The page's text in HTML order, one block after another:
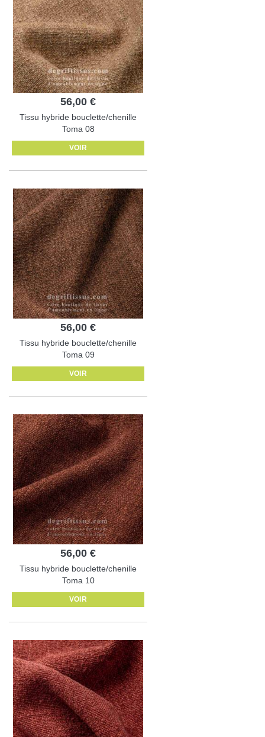
56,00 €
Tissu hybride bouclette/chenille
Toma 08
VOIR
56,00 €
Tissu hybride bouclette/chenille
Toma 09
VOIR
56,00 €
Tissu hybride bouclette/chenille
Toma 10
VOIR